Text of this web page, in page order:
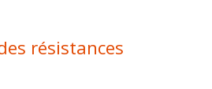
résistances